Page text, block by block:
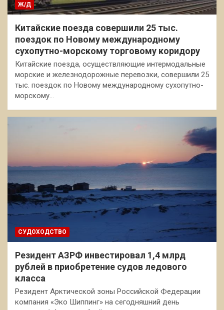
Ж/Д
Китайские поезда совершили 25 тыс.
поездок по Новому международному
сухопутно-морскому торговому коридору
Китайские поезда, осуществляющие интермодальные
морские и железнодорожные перевозки, совершили 25
тыс. поездок по Новому международному сухопутно-
морскому…
СУДОХОДСТВО
Резидент АЗРФ инвестировал 1,4 млрд
рублей в приобретение судов ледового
класса
Резидент Арктической зоны Российской Федерации
компания «Эко Шиппинг» на сегодняшний день